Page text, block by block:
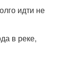
идти не
в реке,